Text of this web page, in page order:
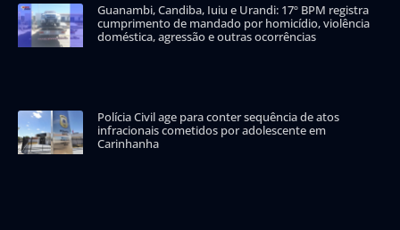
Guanambi, Candiba, Iuiu e Urandi: 17º BPM registra
cumprimento de mandado por homicídio, violência
doméstica, agressão e outras ocorrências
Polícia Civil age para conter sequência de atos
infracionais cometidos por adolescente em
Carinhanha